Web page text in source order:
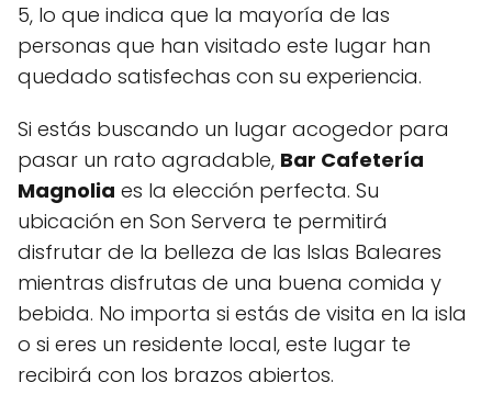
5, lo que indica que la mayoría de las
personas que han visitado este lugar han
quedado satisfechas con su experiencia.
Si estás buscando un lugar acogedor para
pasar un rato agradable, Bar Cafetería
Magnolia es la elección perfecta. Su
ubicación en Son Servera te permitirá
disfrutar de la belleza de las Islas Baleares
mientras disfrutas de una buena comida y
bebida. No importa si estás de visita en la isla
o si eres un residente local, este lugar te
recibirá con los brazos abiertos.